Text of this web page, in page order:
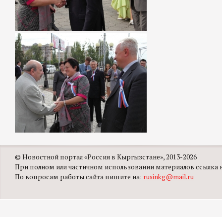
© Новостной портал «Россия в Кыргызстане», 2013-2026
При полном или частичном использовании материалов ссылка
По вопросам работы сайта пишите на: rusinkg@mail.ru